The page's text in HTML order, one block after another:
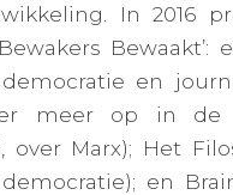
In 2016
en
meer op in de
over Marx); Het
en